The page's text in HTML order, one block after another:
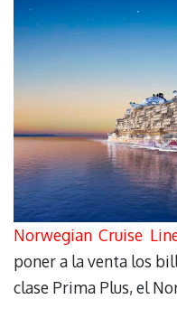
Norwegian Cruise
poner a la venta los
clase Prima Plus, el